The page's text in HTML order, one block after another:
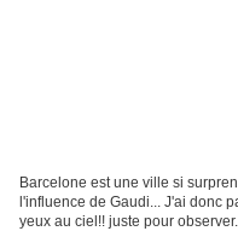
Barcelone est une ville si
l'influence de Gaudi... J'ai donc
yeux au ciel!! juste pour